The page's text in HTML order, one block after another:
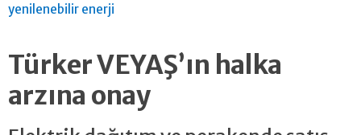
yenilenebilir enerji
Türker VEYAŞ’ın halka
arzına onay